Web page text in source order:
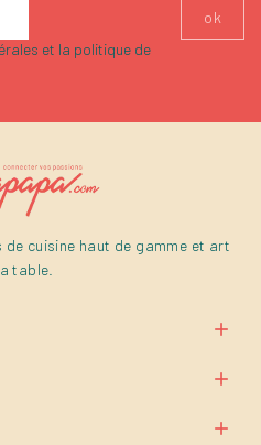
et la politique de
cuisine haut de gamme et art
table.


